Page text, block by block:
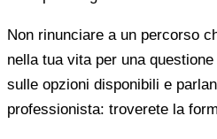
Non rinunciare a un percorso
nella tua vita per una
sulle opzioni disponibili e
professionista: troverete la